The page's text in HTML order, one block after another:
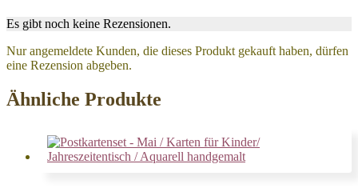
Es gibt noch keine Rezensionen.
Nur angemeldete Kunden, die dieses Produkt gekauft haben, dürfen
eine Rezension abgeben.
Ähnliche Produkte